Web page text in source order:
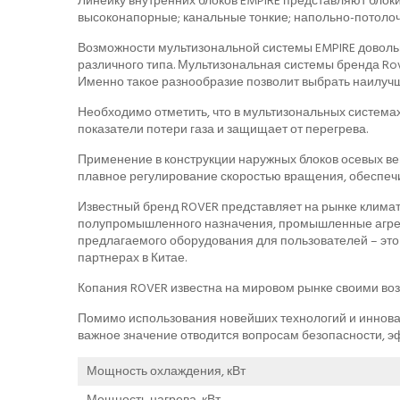
высоконапорные; канальные тонкие; напольно-
Возможности мультизональной системы EMPIRE
различного типа. Мультизональная системы бренда
Именно такое разнообразие позволит выбрать
Необходимо отметить, что в мультизональных
показатели потери газа и защищает от перегрева.
Применение в конструкции наружных блоков осевых
плавное регулирование скоростью вращения,
Известный бренд ROVER представляет на рынке
полупромышленного назначения, промышленные
предлагаемого оборудования для пользователей –
партнерах в Китае.
Копания ROVER известна на мировом рынке своими
Помимо использования новейших технологий и
важное значение отводится вопросам
Мощность охлаждения, кВт